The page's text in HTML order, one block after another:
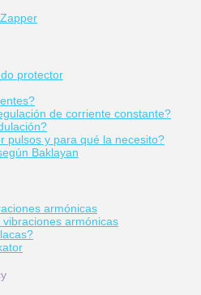
protector
de corriente constante?
pulsos y para qué la necesito?
Baklayan
armónicas
armónicas